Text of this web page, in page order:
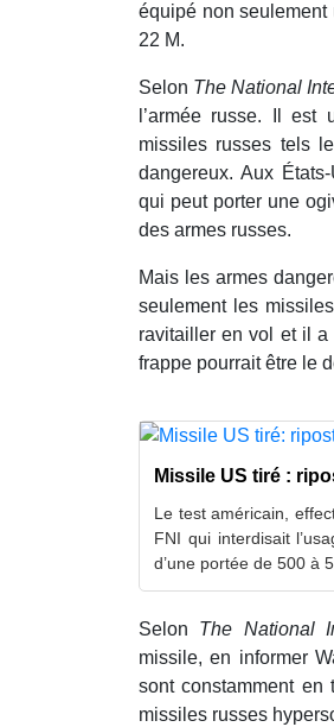
équipé non seulement
22 M.
Selon The National
l’armée russe. Il est
missiles russes tels
dangereux. Aux
qui peut porter une
des armes russes.
Mais les armes
seulement les
ravitailler en vol et il
frappe pourrait être le
Missile US tiré :
Le test américain,
FNI qui interdisait
d’une portée de 500 à
Selon The National
missile, en informer
sont constamment
missiles russes